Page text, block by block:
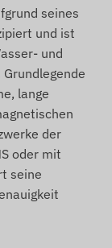
seines
und ist
und
lange
der
oder mit
seine